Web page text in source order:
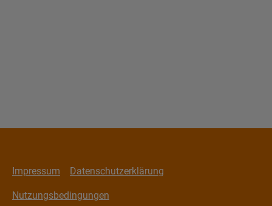
Impressum Datenschutzerklärung
Nutzungsbedingungen